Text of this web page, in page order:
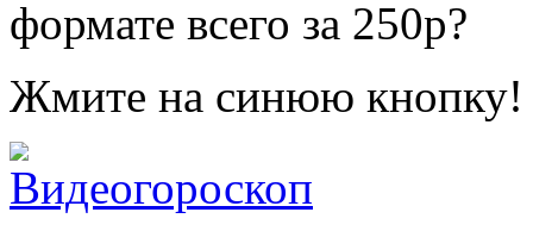
формате всего за 250р?
Жмите на синюю кнопку!